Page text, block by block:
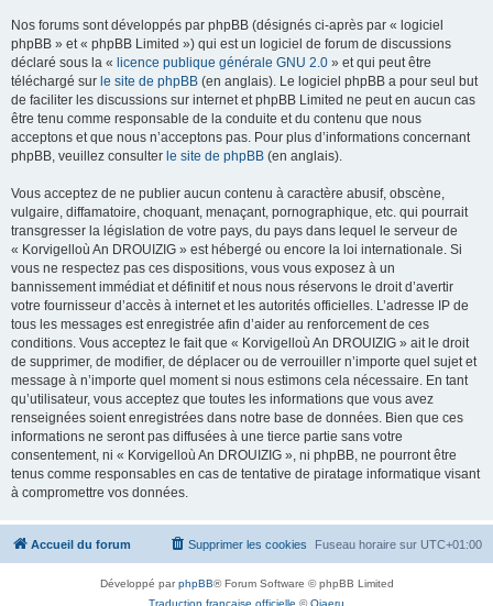
Nos forums sont développés par phpBB (désignés ci-après par « logiciel
phpBB » et « phpBB Limited ») qui est un logiciel de forum de discussions
déclaré sous la « licence publique générale GNU 2.0 » et qui peut être
téléchargé sur le site de phpBB (en anglais). Le logiciel phpBB a pour seul but
de faciliter les discussions sur internet et phpBB Limited ne peut en aucun cas
être tenu comme responsable de la conduite et du contenu que nous
acceptons et que nous n’acceptons pas. Pour plus d’informations concernant
phpBB, veuillez consulter le site de phpBB (en anglais).
Vous acceptez de ne publier aucun contenu à caractère abusif, obscène,
vulgaire, diffamatoire, choquant, menaçant, pornographique, etc. qui pourrait
transgresser la législation de votre pays, du pays dans lequel le serveur de
« Korvigelloù An DROUIZIG » est hébergé ou encore la loi internationale. Si
vous ne respectez pas ces dispositions, vous vous exposez à un
bannissement immédiat et définitif et nous nous réservons le droit d’avertir
votre fournisseur d’accès à internet et les autorités officielles. L’adresse IP de
tous les messages est enregistrée afin d’aider au renforcement de ces
conditions. Vous acceptez le fait que « Korvigelloù An DROUIZIG » ait le droit
de supprimer, de modifier, de déplacer ou de verrouiller n’importe quel sujet et
message à n’importe quel moment si nous estimons cela nécessaire. En tant
qu’utilisateur, vous acceptez que toutes les informations que vous avez
renseignées soient enregistrées dans notre base de données. Bien que ces
informations ne seront pas diffusées à une tierce partie sans votre
consentement, ni « Korvigelloù An DROUIZIG », ni phpBB, ne pourront être
tenus comme responsables en cas de tentative de piratage informatique visant
à compromettre vos données.
Accueil du forum Fuseau horaire sur UTC+01:00
Supprimer les cookies
Développé parphpBB® Forum Software © phpBB Limited
Traduction française officielle ©Qiaeru